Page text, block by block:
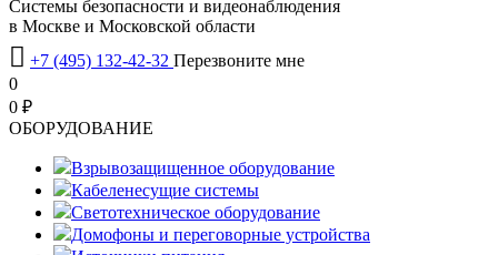
Системы безопасности и видеонаблюдения
в Москве и Московской области
 +7 (495) 132-42-32 Перезвоните мне
0
0 ₽
OБОРУДОВАНИЕ
Взрывозащищенное оборудование
Кабеленесущие системы
Светотехническое оборудование
Домофоны и переговорные устройства